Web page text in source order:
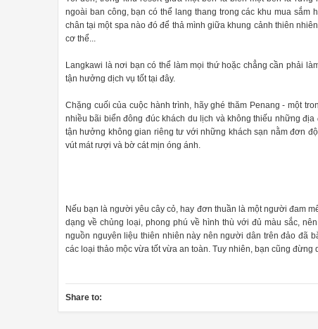
ngoài ban công, bạn có thể lang thang trong các khu mua
chân tại một spa nào đó để thả mình giữa khung cảnh thiên
cơ thể...
Langkawi là nơi bạn có thể làm mọi thứ hoặc chẳng cần phải
tận hưởng dịch vụ tốt tại đây.
Chặng cuối của cuộc hành trình, hãy ghé thăm Penang - một
nhiều bãi biển đông đúc khách du lịch và không thiếu những
tận hưởng không gian riêng tư với những khách sạn nằm đơn
vút mát rượi và bờ cát mịn óng ánh.
Nếu bạn là người yêu cây cỏ, hay đơn thuần là một người đam
dạng về chủng loại, phong phú về hình thù với đủ màu sắc,
nguồn nguyên liệu thiên nhiên này nên người dân trên đảo đã
các loại thảo mộc vừa tốt vừa an toàn. Tuy nhiên, bạn cũng
Share to: